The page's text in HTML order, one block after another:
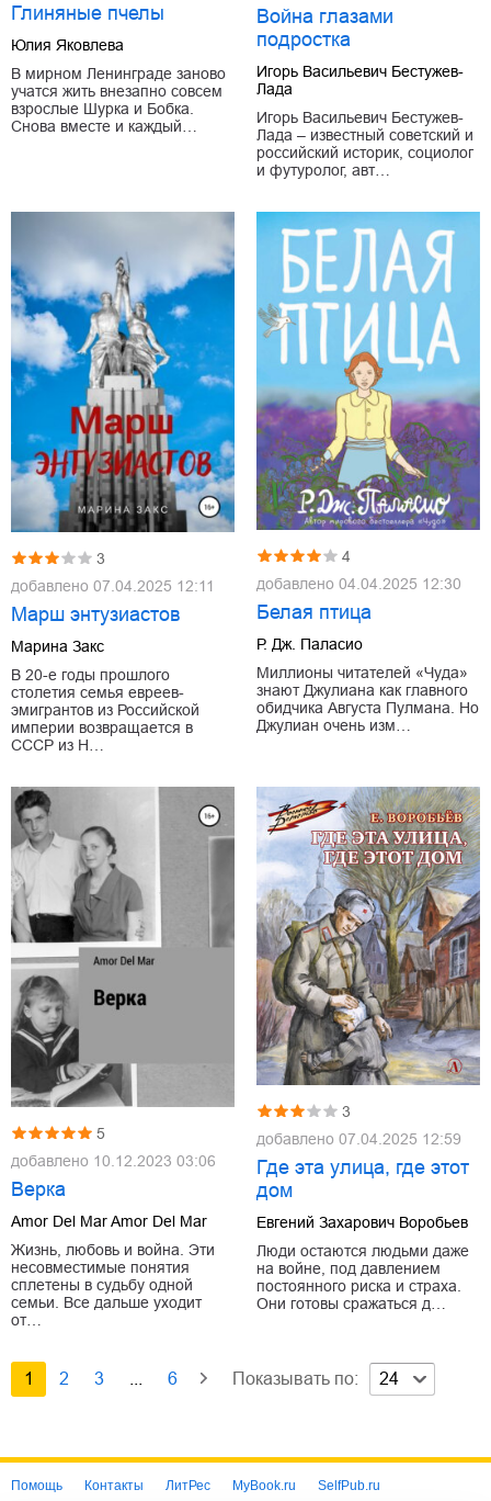
Глиняные пчелы
Юлия Яковлева
В мирном Ленинграде заново
учатся жить внезапно совсем
взрослые Шурка и Бобка.
Снова вместе и каждый…
Война глазами
подростка
Игорь Васильевич Бестужев-
Лада
Игорь Васильевич Бестужев-
Лада – известный советский и
российский историк, социолог
и футуролог, авт…
3
добавлено 07.04.2025 12:11
Марш энтузиастов
Марина Закс
В 20-е годы прошлого
столетия семья евреев-
эмигрантов из Российской
империи возвращается в
СССР из Н…
4
добавлено 04.04.2025 12:30
Белая птица
Р. Дж. Паласио
Миллионы читателей «Чуда»
знают Джулиана как главного
обидчика Августа Пулмана. Но
Джулиан очень изм…
5
добавлено 10.12.2023 03:06
Верка
Amor Del Mar Amor Del Mar
Жизнь, любовь и война. Эти
несовместимые понятия
сплетены в судьбу одной
семьи. Все дальше уходит
от…
3
добавлено 07.04.2025 12:59
Где эта улица, где этот
дом
Евгений Захарович Воробьев
Люди остаются людьми даже
на войне, под давлением
постоянного риска и страха.
Они готовы сражаться д…
1 2 3 6 Показывать по: 24
Помощь Контакты ЛитРес MyBook.ru SelfPub.ru